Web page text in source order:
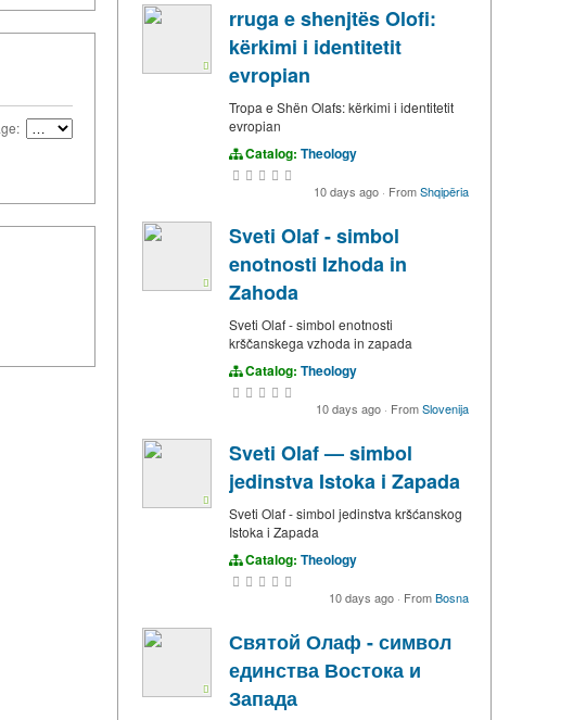
rruga e shenjtës Olofi:
kërkimi i identitetit
evropian
Tropa e Shën Olafs: kërkimi i identitetit
evropian
Catalog: Theology
10 days ago · FromShqipëria
Sveti Olaf - simbol
enotnosti Izhoda in
Zahoda
Sveti Olaf - simbol enotnosti
krščanskega vzhoda in zapada
Catalog: Theology
10 days ago · FromSlovenija
Sveti Olaf — simbol
jedinstva Istoka i Zapada
Sveti Olaf - simbol jedinstva kršćanskog
Istoka i Zapada
Catalog: Theology
10 days ago · FromBosna
Святой Олаф - символ
единства Востока и
Запада